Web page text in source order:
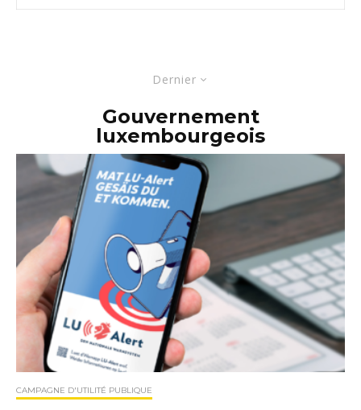
Dernier
Gouvernement
luxembourgeois
CAMPAGNE D'UTILITÉ PUBLIQUE